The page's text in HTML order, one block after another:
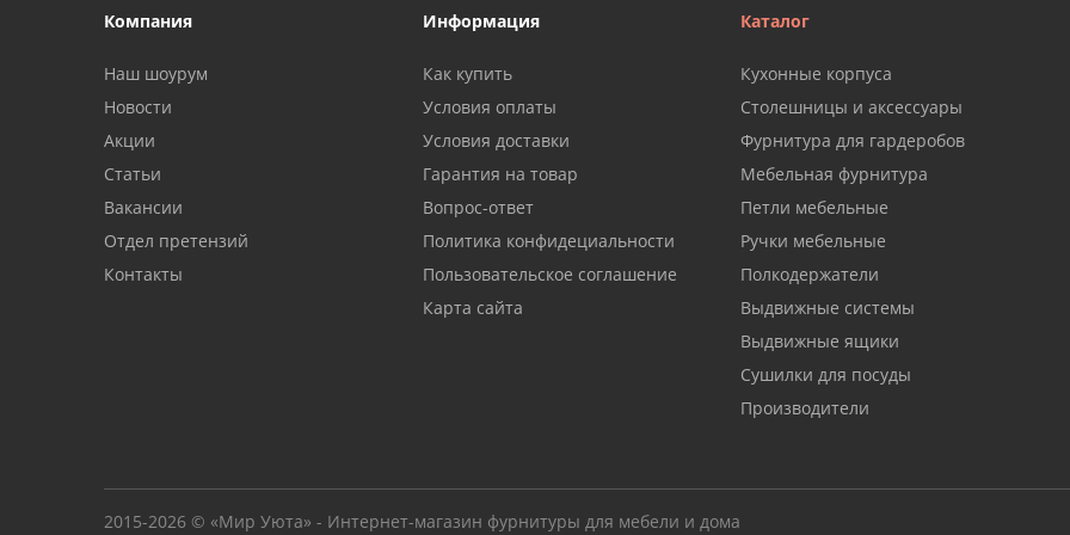
Компания
Наш шоурум
Новости
Акции
Статьи
Вакансии
Отдел претензий
Контакты
Информация
Как купить
Условия оплаты
Условия доставки
Гарантия на товар
Вопрос-ответ
Политика конфидециальности
Пользовательское соглашение
Карта сайта
Каталог
Кухонные корпуса
Столешницы и аксессуары
Фурнитура для гардеробов
Мебельная фурнитура
Петли мебельные
Ручки мебельные
Полкодержатели
Выдвижные системы
Выдвижные ящики
Сушилки для посуды
Производители
2015-2026 © «Мир Уюта» - Интернет-магазин фурнитуры для мебели и дома